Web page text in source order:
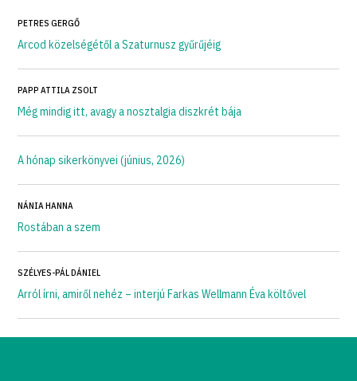
PETRES GERGŐ
Arcod közelségétől a Szaturnusz gyűrűjéig
PAPP ATTILA ZSOLT
Még mindig itt, avagy a nosztalgia diszkrét bája
A hónap sikerkönyvei (június, 2026)
NÁNIA HANNA
Rostában a szem
SZÉLYES-PÁL DÁNIEL
Arról írni, amiről nehéz – interjú Farkas Wellmann Éva költővel